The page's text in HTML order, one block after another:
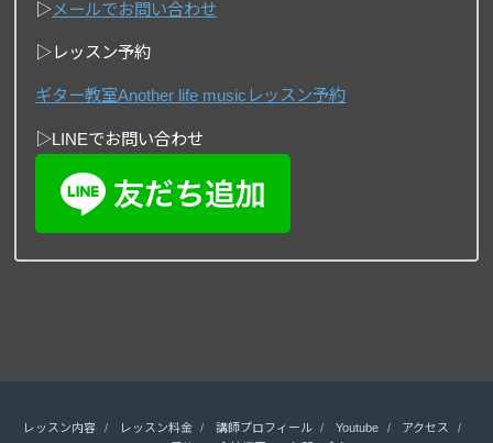
▷メールでお問い合わせ
▷レッスン予約
ギター教室Another life musicレッスン予約
▷LINEでお問い合わせ
レッスン内容 レッスン料金 講師プロフィール Youtube
アクセス